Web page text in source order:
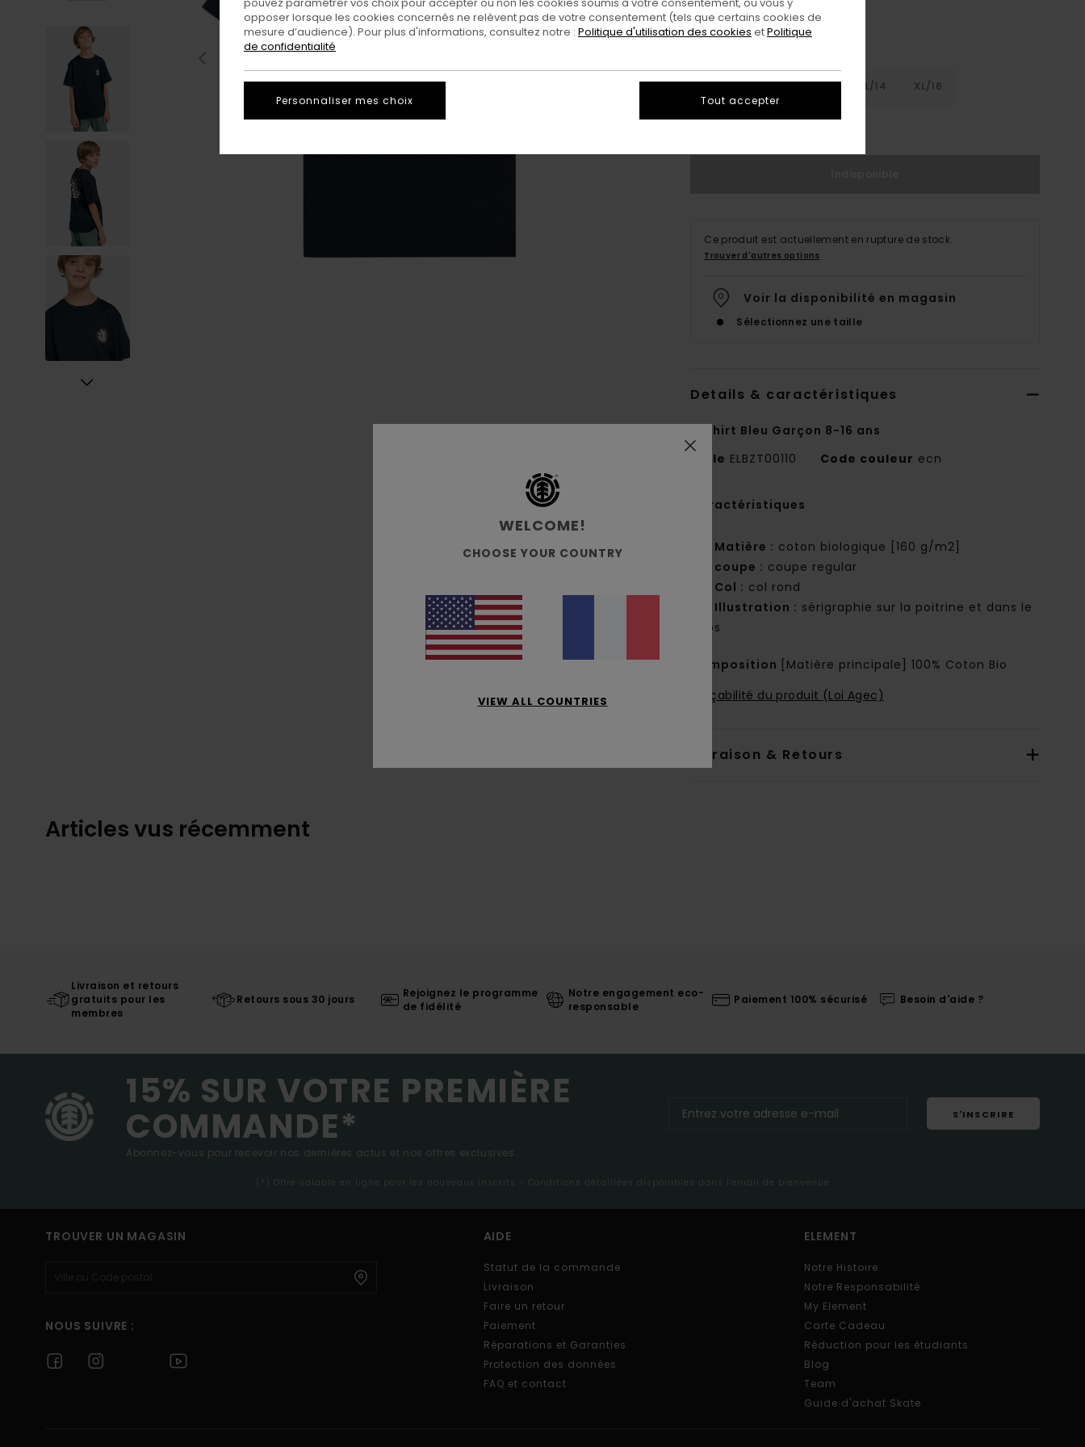
XS/8 S/10 M/12 L/14 XL/16
Ce produit est actuellement en rupture de stock.
Trouver d'autres options
Voir la disponibilité en magasin
Sélectionnez une taille
Details & caractéristiques
T-shirt Bleu Garçon 8-16 ans
Style ELBZT00110 Code couleur ecn
Caractéristiques
Matière : coton biologique [160 g/m2]
coupe : coupe regular
Col : col rond
Illustration : sérigraphie sur la poitrine et dans le
dos
Composition
[Matière principale] 100% Coton Bio
Traçabilité du produit (Loi Agec)
Livraison & Retours
Articles vus récemment
Livraison et retours
gratuits pour les
membres
Retours sous 30 jours
Rejoignez le programme
de fidélité
Notre engagement eco-
responsable
Paiement 100% sécurisé Besoin d'aide ?
15% SUR VOTRE PREMIÈRE
COMMANDE*
Abonnez-vous pour recevoir nos dernières actus et nos offres exclusives.
S'INSCRIRE
(*) Offre valable en ligne pour les nouveaux inscrits - Conditions détaillées disponibles dans l'email de bienvenue
TROUVER UN MAGASIN
NOUS SUIVRE :
AIDE
Statut de la commande
Livraison
Faire un retour
Paiement
Réparations et Garanties
Protection des données
FAQ et contact
ELEMENT
Notre Histoire
Notre Responsabilité
My Element
Carte Cadeau
Réduction pour les étudiants
Blog
Team
Guide d'achat Skate
WELCOME!
CHOOSE YOUR COUNTRY
VIEW ALL COUNTRIES
opposer lorsque les cookies concernés ne relèvent pas de votre consentement (tels que certains cookies de
mesure d’audience). Pour plus d'informations, consultez notre : Politique d'utilisation des cookies etPolitique
de confidentialité
Personnaliser mes choix Tout accepter